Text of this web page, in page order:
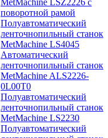
MetMachine LSZ2226 с
поворотной рамой
Полуавтоматический
ленточнопильный станок
MetMachine LS4045
Автоматический
ленточнопильный станок
MetMachine ALS2226-
0L00T0
Полуавтоматический
ленточнопильный станок
MetMachine LS2230
Полуавтоматический